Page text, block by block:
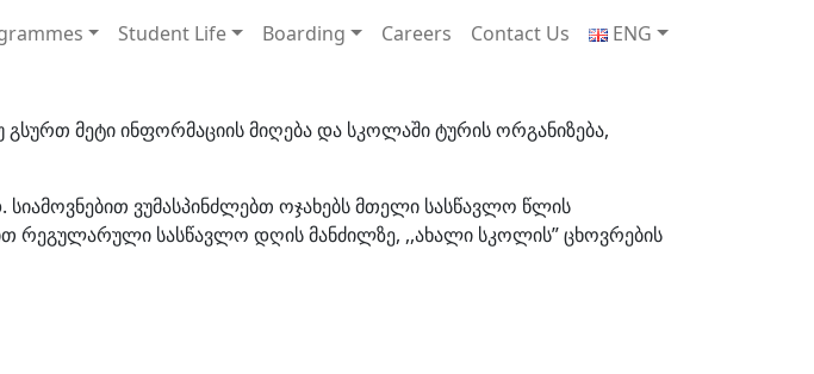
Student Life Boarding Careers Contact Us ENG
მეტი ინფორმაციის მიღება და სკოლაში ტურის ორგანიზება,
ვუმასპინძლებთ ოჯახებს მთელი სასწავლო წლის
რეგულარული სასწავლო დღის მანძილზე, ,,ახალი სკოლის” ცხოვრების